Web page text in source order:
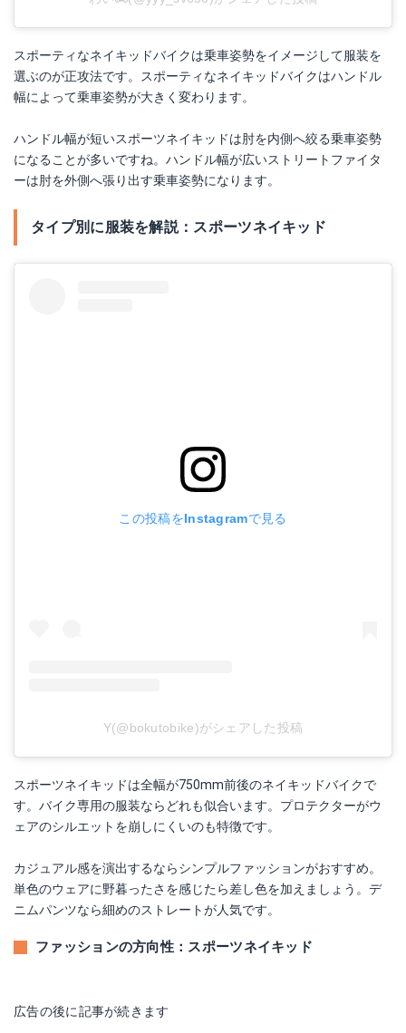
スポーティなネイキッドバイクは乗車姿勢をイメージして服装を
選ぶのが正攻法です。スポーティなネイキッドバイクはハンドル
幅によって乗車姿勢が大きく変わります。
ハンドル幅が短いスポーツネイキッドは肘を内側へ絞る乗車姿勢
になることが多いですね。ハンドル幅が広いストリートファイタ
ーは肘を外側へ張り出す乗車姿勢になります。
タイプ別に服装を解説：スポーツネイキッド
この投稿をInstagramで見る
Y(@bokutobike)がシェアした投稿
スポーツネイキッドは全幅が750mm前後のネイキッドバイクで
す。バイク専用の服装ならどれも似合います。プロテクターがウ
ェアのシルエットを崩しにくいのも特徴です。
カジュアル感を演出するならシンプルファッションがおすすめ。
単色のウェアに野暮ったさを感じたら差し色を加えましょう。デ
ニムパンツなら細めのストレートが人気です。
ファッションの方向性：スポーツネイキッド
広告の後に記事が続きます